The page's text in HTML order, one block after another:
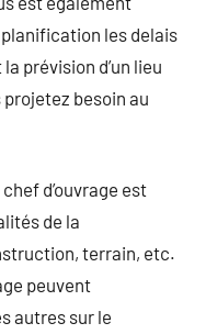
les delais
prévision d’un lieu
besoin au
d’ouvrage est
de la
terrain, etc.
peuvent
autres sur le